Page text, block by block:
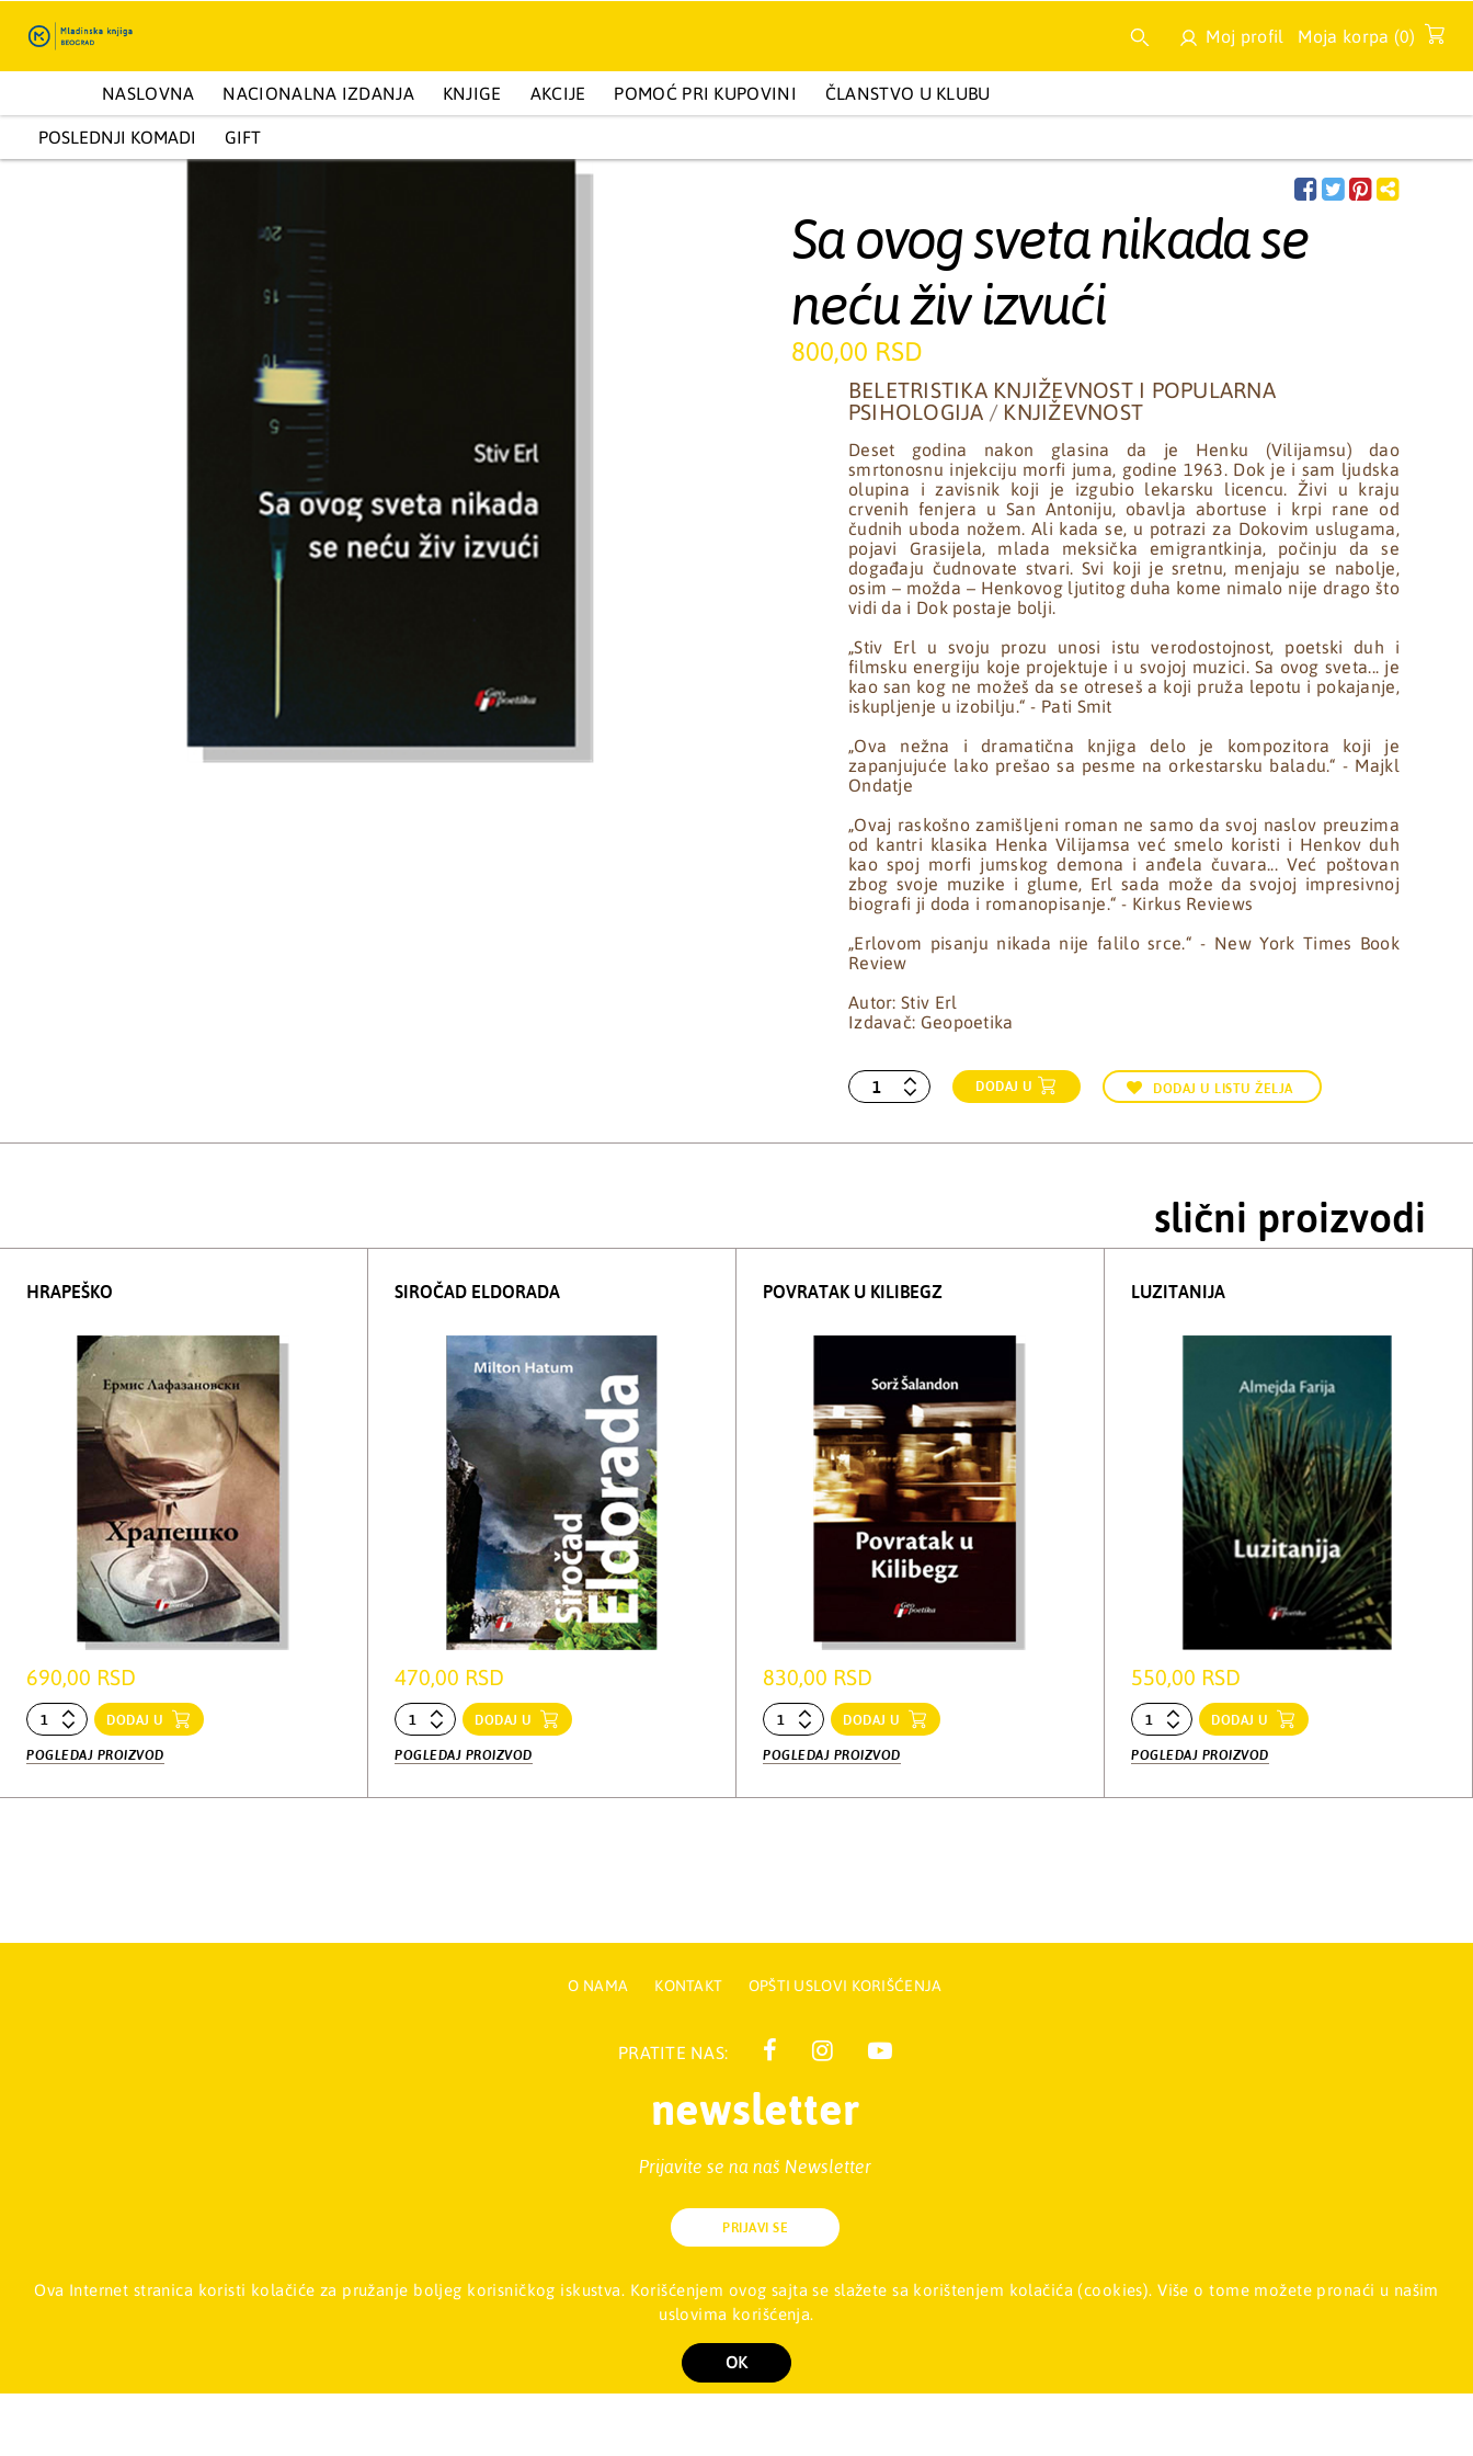
Ova Internet stranica koristi kolačiće za pružanje boljeg korisničkog iskustva. Korišćenjem ovog sajta se slažete sa korištenjem kolačića (cookies). Više o tome možete pronaći u našim
uslovima korišćenja.
OK
Moj profil Moja korpa (0)
NASLOVNA NACIONALNA IZDANJA KNJIGE
ENCIKLOPEDIJE I KAPITALNA IZDANJA PRIRUČNICI BELETRISTIKA I POPULARNA PSIHOLOGIJA DEČIJA IZDANJA
POSLEDNJI KOMADI GIFT
AKCIJE POMOĆ PRI KUPOVINI ČLANSTVO U KLUBU
Sa ovog sveta nikada se
neću živ izvući
800,00 RSD
BELETRISTIKA KNJIŽEVNOST I POPULARNA
PSIHOLOGIJA / KNJIŽEVNOST
Deset godina nakon glasina da je Henku (Vilijamsu) dao
smrtonosnu injekciju morfi juma, godine 1963. Dok je i sam ljudska
olupina i zavisnik koji je izgubio lekarsku licencu. Živi u kraju
crvenih fenjera u San Antoniju, obavlja abortuse i krpi rane od
čudnih uboda nožem. Ali kada se, u potrazi za Dokovim uslugama,
pojavi Grasijela, mlada meksička emigrantkinja, počinju da se
događaju čudnovate stvari. Svi koji je sretnu, menjaju se nabolje,
osim – možda – Henkovog ljutitog duha kome nimalo nije drago što
vidi da i Dok postaje bolji.
„Stiv Erl u svoju prozu unosi istu verodostojnost, poetski duh i
filmsku energiju koje projektuje i u svojoj muzici. Sa ovog sveta... je
kao san kog ne možeš da se otreseš a koji pruža lepotu i pokajanje,
iskupljenje u izobilju.“ - Pati Smit
„Ova nežna i dramatična knjiga delo je kompozitora koji je
zapanjujuće lako prešao sa pesme na orkestarsku baladu.“ - Majkl
Ondatje
„Ovaj raskošno zamišljeni roman ne samo da svoj naslov preuzima
od kantri klasika Henka Vilijamsa već smelo koristi i Henkov duh
kao spoj morfi jumskog demona i anđela čuvara... Već poštovan
zbog svoje muzike i glume, Erl sada može da svojoj impresivnoj
biografi ji doda i romanopisanje.“ - Kirkus Reviews
„Erlovom pisanju nikada nije falilo srce.“ - New York Times Book
Review
Autor: Stiv Erl
Izdavač: Geopoetika
DODAJ U DODAJ U LISTU ŽELJA
slični proizvodi
HRAPEŠKO
690,00 RSD
DODAJ U
POGLEDAJ PROIZVOD
SIROČAD ELDORADA
470,00 RSD
DODAJ U
POGLEDAJ PROIZVOD
POVRATAK U KILIBEGZ
830,00 RSD
DODAJ U
POGLEDAJ PROIZVOD
LUZITANIJA
550,00 RSD
DODAJ U
POGLEDAJ PROIZVOD
O NAMA KONTAKT OPŠTI USLOVI KORIŠĆENJA
PRATITE NAS:
newsletter
Prijavite se na naš Newsletter
Mladinska knjiga d.o.o., Palmira Toljatija 5 - Stari Merkator, 11070 NOVI BEOGRAD, Srbija011/2257-008
Copyright 2026 Mladinska knjiga d.o.o., Sva prava su zadržana. Powered by